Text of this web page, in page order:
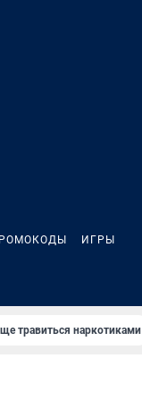
ИГРЫ
травиться наркотиками